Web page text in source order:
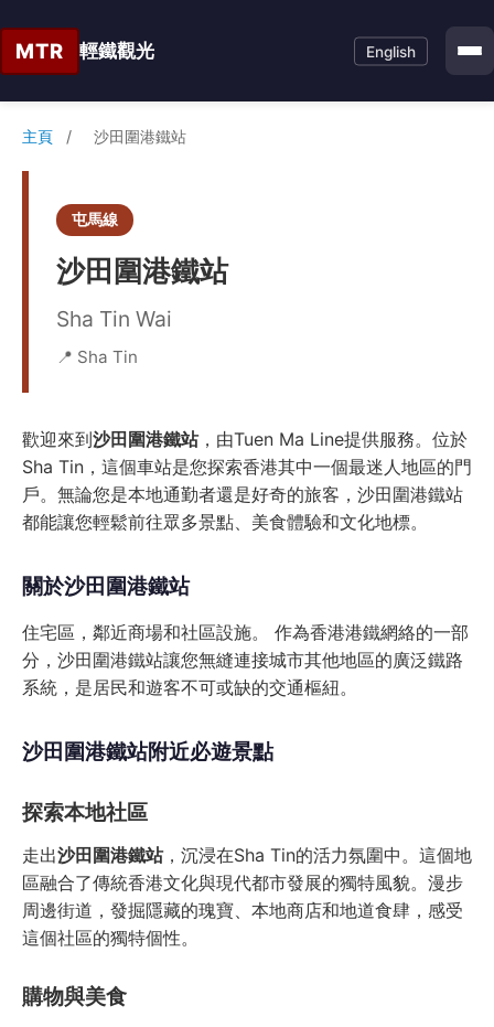
MTR 輕鐵觀光 English
主頁 / 沙田圍港鐵站
屯馬線
沙田圍港鐵站
Sha Tin Wai
📍 Sha Tin
歡迎來到沙田圍港鐵站，由Tuen Ma Line提供服務。位於
Sha Tin，這個車站是您探索香港其中一個最迷人地區的門
戶。無論您是本地通勤者還是好奇的旅客，沙田圍港鐵站
都能讓您輕鬆前往眾多景點、美食體驗和文化地標。
關於沙田圍港鐵站
住宅區，鄰近商場和社區設施。 作為香港港鐵網絡的一部
分，沙田圍港鐵站讓您無縫連接城市其他地區的廣泛鐵路
系統，是居民和遊客不可或缺的交通樞紐。
沙田圍港鐵站附近必遊景點
探索本地社區
走出沙田圍港鐵站，沉浸在Sha Tin的活力氛圍中。這個地
區融合了傳統香港文化與現代都市發展的獨特風貌。漫步
周邊街道，發掘隱藏的瑰寶、本地商店和地道食肆，感受
這個社區的獨特個性。
購物與美食